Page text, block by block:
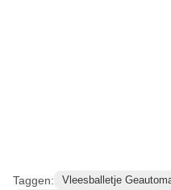
Taggen:
Vleesballetje